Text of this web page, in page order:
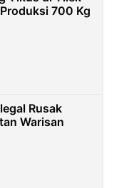
700 Kg
Rusak
Warisan